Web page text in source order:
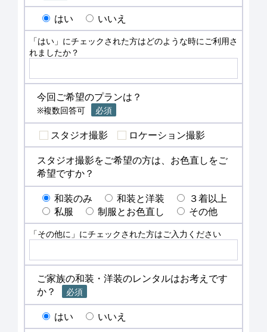
はい いいえ
「はい」にチェックされた方はどのような時にご利用さ
れましたか？
今回ご希望のプランは？
※複数回答可 必須
スタジオ撮影
ロケーション撮影
スタジオ撮影をご希望の方は、お色直しをご
希望ですか？
和装のみ
和装と洋装
３着以上
私服
制服とお色直し その他
「その他に」にチェックされた方はご入力ください
ご家族の和装・洋装のレンタルはお考えです
か？
必須
はい いいえ